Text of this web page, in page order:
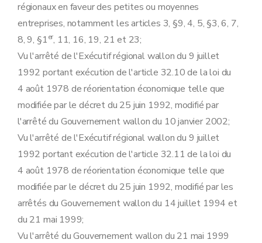
Art. 27
Art. 28
Art. 29
Art. 30
Art. 31
Art. 32
Art. 33
Section 4 La prime aux services de conseil
Art. 34
Art. 35
Art. 36
Art. 37
Art. 38
Art. 39
Section 5 L'exonération du précompte immobilier
Art. 40
Art. 41
Art. 42
Dispositions abrogatoires, transitoires et finales
Art. 43
Art. 44
régionaux en faveur des petites ou moyennes
entreprises, notamment les articles 3, §9, 4, 5, §3, 6, 7,
8, 9, §1er, 11, 16, 19, 21 et 23;
Vu l'arrêté de l'Exécutif régional wallon du 9 juillet
1992 portant exécution de l'article 32.10 de la loi du
4 août 1978 de réorientation économique telle que
modifiée par le décret du 25 juin 1992, modifié par
l'arrêté du Gouvernement wallon du 10 janvier 2002;
Vu l'arrêté de l'Exécutif régional wallon du 9 juillet
1992 portant exécution de l'article 32.11 de la loi du
4 août 1978 de réorientation économique telle que
modifiée par le décret du 25 juin 1992, modifié par les
arrêtés du Gouvernement wallon du 14 juillet 1994 et
du 21 mai 1999;
Vu l'arrêté du Gouvernement wallon du 21 mai 1999